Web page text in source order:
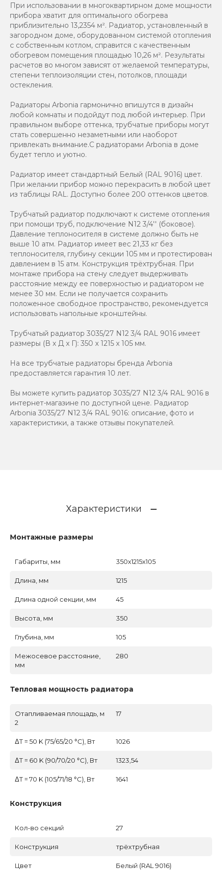
При использовании в многоквартирном доме мощности
прибора хватит для оптимального обогрева
приблизительно 13,2354 м². Радиатор, установленный в
загородном доме, оборудованном системой отопления
с собственным котлом, справится с качественным
обогревом помещения площадью 10,26 м². Результаты
расчетов во многом зависят от желаемой температуры,
степени теплоизоляции стен, потолков, площади
остекления.
Радиаторы Arbonia гармонично впишутся в дизайн
любой комнаты и подойдут под любой интерьер. При
правильном выборе оттенка, трубчатые приборы могут
стать совершенно незаметными или наоборот
привлекать внимание.С радиаторами Аrbonia в доме
будет тепло и уютно.
Радиатор имеет стандартный Белый (RAL 9016) цвет.
При желании прибор можно перекрасить в любой цвет
из таблицы RAL. Доступно более 200 оттенков цветов.
Трубчатый радиатор подключают к системе отопления
при помощи труб, подключение N12 3/4'' (боковое).
Давление теплоносителя в системе должно быть не
выше 10 атм. Радиатор имеет вес 21,33 кг без
теплоносителя, глубину секции 105 мм и протестирован
давлением в 15 атм. Конструкция трёхтрубная. При
монтаже прибора на стену следует выдерживать
расстояние между ее поверхностью и радиатором не
менее 30 мм. Если не получается сохранить
положенное свободное пространство, рекомендуется
использовать напольные кронштейны.
Трубчатый радиатор 3035/27 N12 3/4 RAL 9016 имеет
размеры (В x Д x Г): 350 x 1215 x 105 мм.
На все трубчатые радиаторы бренда Аrbonia
предоставляется гарантия 10 лет.
Вы можете купить радиатор 3035/27 N12 3/4 RAL 9016 в
интернет-магазине по доступной цене. Радиатор
Arbonia 3035/27 N12 3/4 RAL 9016: описание, фото и
характеристики, а также отзывы покупателей.
Характеристики
Монтажные размеры
Габариты, мм 350x1215x105
Длина, мм 1215
Длина одной секции, мм 45
Высота, мм 350
Глубина, мм 105
Межосевое расстояние,
мм
280
Тепловая мощность радиатора
Отапливаемая площадь, м
2
17
ΔT = 50 K (75/65/20 °C), Вт 1026
ΔT = 60 K (90/70/20 °C), Вт 1323,54
ΔT = 70 K (105/71/18 °C), Вт 1641
Конструкция
Кол-во секций 27
Конструкция трёхтрубная
Цвет Белый (RAL 9016)